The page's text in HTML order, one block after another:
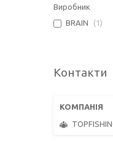
Виробник
BRAIN
1
Контакти